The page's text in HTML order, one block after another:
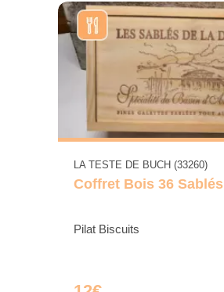
LA TESTE DE BUCH (33260)
Coffret Bois 36 Sablés
Pilat Biscuits